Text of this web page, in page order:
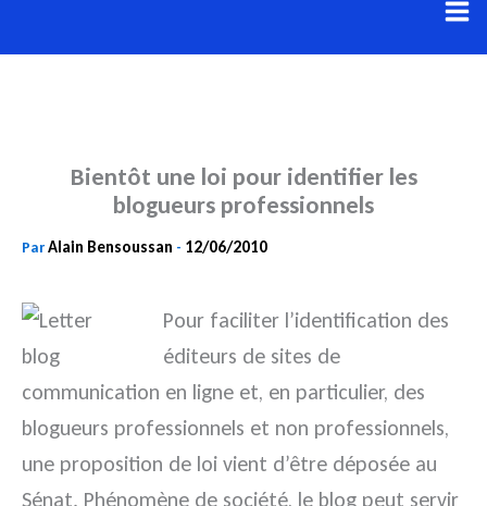
au
Bientôt une loi pour identifier les
blogueurs professionnels
ParAlain Bensoussan - 12/06/2010
Pour faciliter l’identification des
éditeurs de sites de
communication en ligne et, en particulier, des
blogueurs professionnels et non professionnels,
une proposition de loi vient d’être déposée au
Sénat. Phénomène de société, le blog peut servir